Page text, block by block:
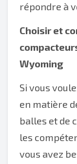
répondre à
Choisir et
Wyoming
Si vous
en matière
balles et de
les
vous avez